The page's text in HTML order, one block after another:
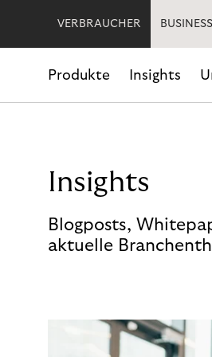
VERBRAUCHER BUSINESS
Produkte Insights
Insights
Blogposts,
aktuelle